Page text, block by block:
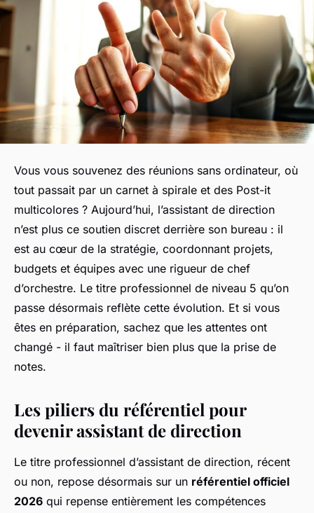
Vous vous souvenez des réunions sans ordinateur, où
tout passait par un carnet à spirale et des Post-it
multicolores ? Aujourd’hui, l’assistant de direction
n’est plus ce soutien discret derrière son bureau : il
est au cœur de la stratégie, coordonnant projets,
budgets et équipes avec une rigueur de chef
d’orchestre. Le titre professionnel de niveau 5 qu’on
passe désormais reflète cette évolution. Et si vous
êtes en préparation, sachez que les attentes ont
changé - il faut maîtriser bien plus que la prise de
notes.
Les piliers du référentiel pour
devenir assistant de direction
Le titre professionnel d’assistant de direction, récent
ou non, repose désormais sur un référentiel officiel
2026 qui repense entièrement les compétences